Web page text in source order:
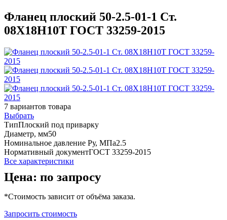
Фланец плоский 50-2.5-01-1 Ст.
08Х18Н10Т ГОСТ 33259-2015
7 вариантов товара
Выбрать
ТипПлоский под приварку
Диаметр, мм50
Номинальное давление Ру, МПа2.5
Нормативный документГОСТ 33259-2015
Все характеристики
Цена: по запросу
*Стоимость зависит от объёма заказа.
Запросить стоимость